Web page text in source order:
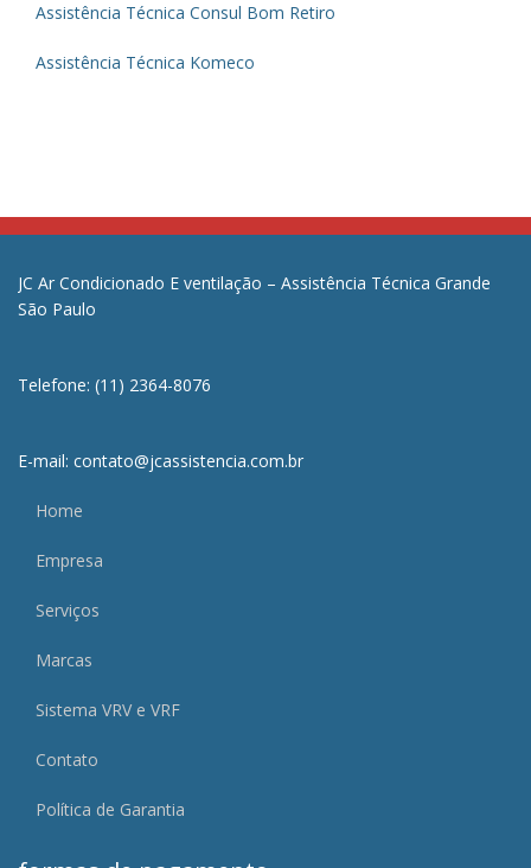
Assistência Técnica Consul Bom Retiro
Assistência Técnica Komeco
JC Ar Condicionado E ventilação – Assistência Técnica Grande
São Paulo
Telefone: (11) 2364-8076
E-mail: contato@jcassistencia.com.br
Home
Empresa
Serviços
Marcas
Sistema VRV e VRF
Contato
Política de Garantia